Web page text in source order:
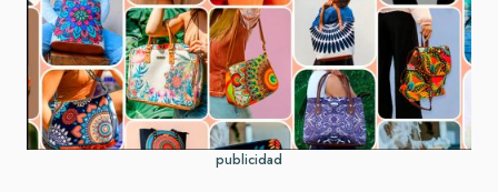
publicidad